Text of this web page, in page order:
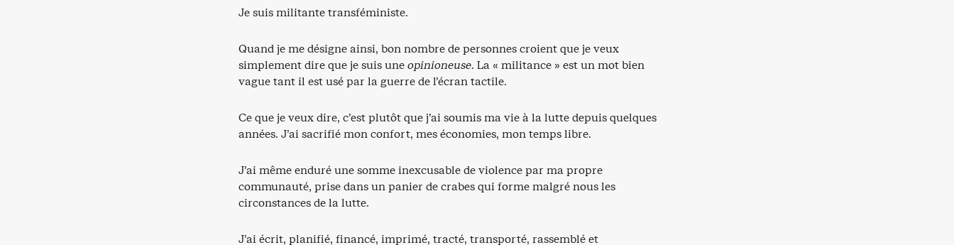
Je suis militante transféministe.
Quand je me désigne ainsi, bon nombre de personnes croient que je veux
simplement dire que je suis uneopinioneuse. La « militance » est un mot bien
vague tant il est usé par la guerre de l’écran tactile.
Ce que je veux dire, c’est plutôt que j’ai soumis ma vie à la lutte depuis quelques
années. J’ai sacrifié mon confort, mes économies, mon temps libre.
J’ai même enduré une somme inexcusable de violence par ma propre
communauté, prise dans un panier de crabes qui forme malgré nous les
circonstances de la lutte.
J’ai écrit, planifié, financé, imprimé, tracté, transporté, rassemblé et